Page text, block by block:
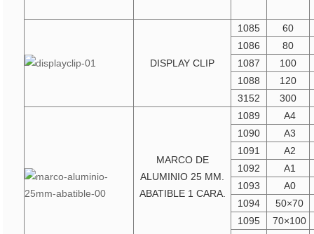
DISPLAY CLIP
1085
60
1086
80
1087
100
1088
120
3152
300
MARCO DE
ALUMINIO 25 MM.
ABATIBLE 1 CARA.
1089
A4
1090
A3
1091
A2
1092
A1
1093
A0
1094
50×70
1095
70×100